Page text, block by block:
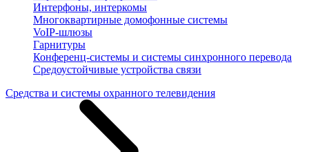
Интерфоны, интеркомы
Многоквартирные домофонные системы
VoIP-шлюзы
Гарнитуры
Конференц-системы и системы синхронного перевода
Средоустойчивые устройства связи
Средства и системы охранного телевидения